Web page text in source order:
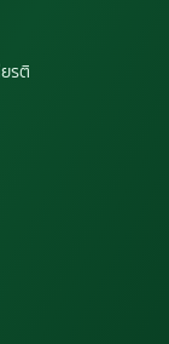
รติ